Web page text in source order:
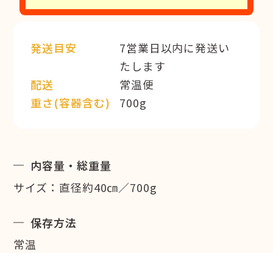
発送目安
7営業日以内に発送い
たします
配送
常温便
重さ(容器含む)
700g
内容量・総重量
サイズ：直径約40㎝／700g
保存方法
常温